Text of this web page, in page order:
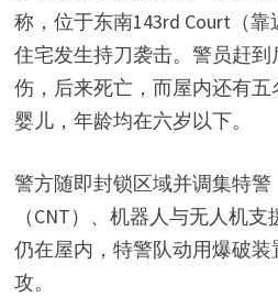
称，位于东南143rd Court（靠
住宅发生持刀袭击。警员赶
伤，后来死亡，而屋内还有
婴儿，年龄均在六岁以下。
警方随即封锁区域并调集特警
（CNT）、机器人与无人机
仍在屋内，特警队动用爆破
攻。